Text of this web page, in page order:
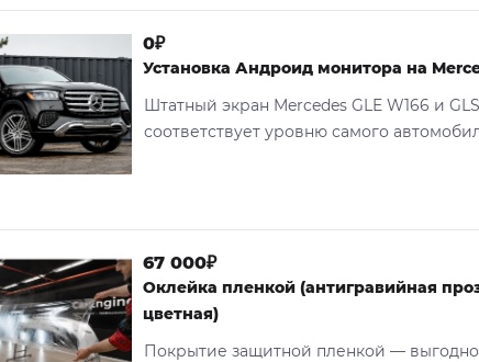
0₽
Установка Андроид монитора на
Штатный экран Mercedes GLE W166 и
соответствует уровню самого
67 000₽
Оклейка пленкой (антигравийная
цветная)
Покрытие защитной пленкой —